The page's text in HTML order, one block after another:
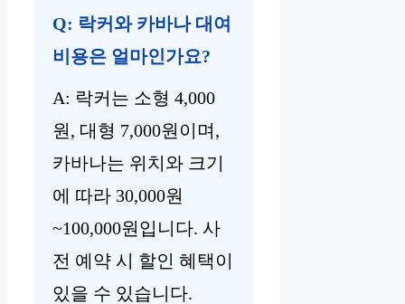
Q: 락커와 카바나 대여
비용은 얼마인가요?
A: 락커는 소형 4,000
원, 대형 7,000원이며,
카바나는 위치와 크기
에 따라 30,000원
~100,000원입니다. 사
전 예약 시 할인 혜택이
있을 수 있습니다.